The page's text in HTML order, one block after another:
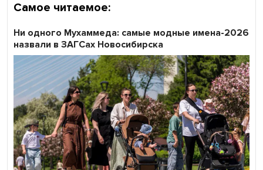
Самое читаемое:
Ни одного Мухаммеда: самые модные имена-2026
назвали в ЗАГСах Новосибирска